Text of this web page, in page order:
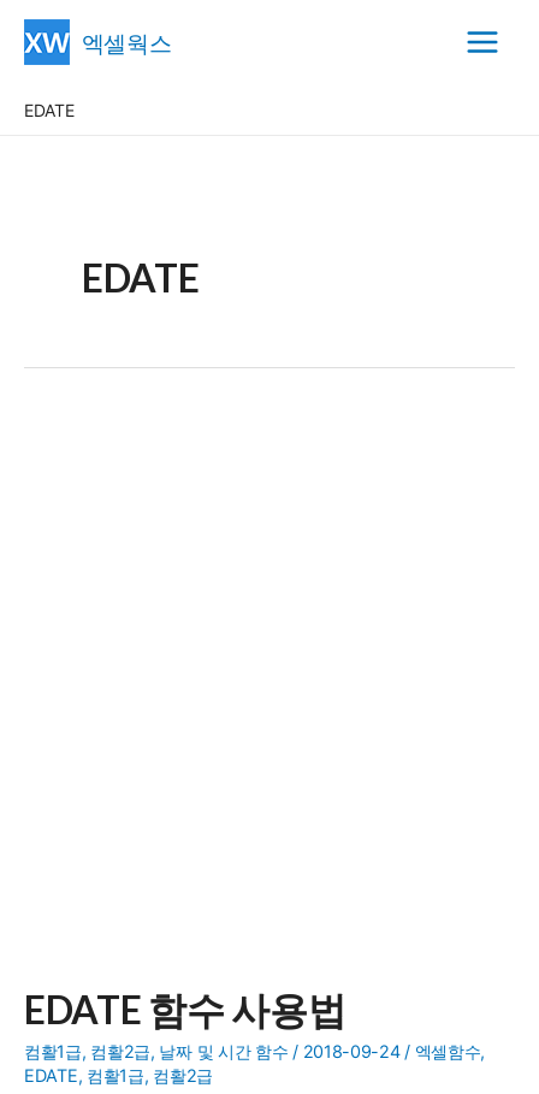
엑셀웍스
EDATE
EDATE
EDATE 함수 사용법
컴활1급, 컴활2급, 날짜 및 시간 함수 / 2018-09-24 / 엑셀함수,
EDATE, 컴활1급, 컴활2급